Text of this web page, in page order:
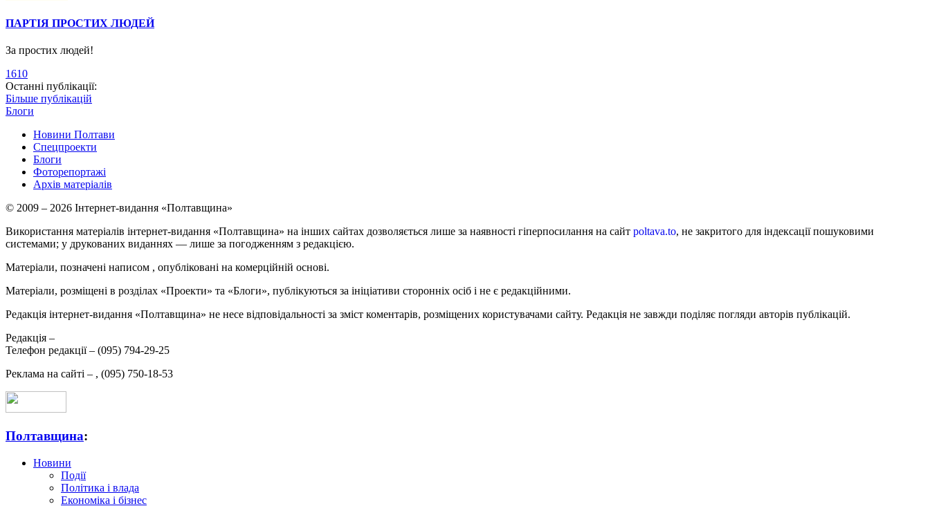
ПАРТІЯ ПРОСТИХ ЛЮДЕЙ
За простих людей!
1610
Останні публікації:
Більше публікацій
Блоги
Новини Полтави
Спецпроекти
Блоги
Фоторепортажі
Архів матеріалів
© 2009 – 2026 Інтернет-видання «Полтавщина»
Використання матеріалів інтернет-видання «Полтавщина» на інших сайтах дозволяється лише за наявності гіперпосилання на сайт poltava.to, не закритого для індексації пошуковими
системами; у друкованих виданнях — лише за погодженням з редакцією.
Матеріали, позначені написом , опубліковані на комерційній основі.
Матеріали, розміщені в розділах «Проекти» та «Блоги», публікуються за ініціативи сторонніх осіб і не є редакційними.
Редакція інтернет-видання «Полтавщина» не несе відповідальності за зміст коментарів, розміщених користувачами сайту. Редакція не завжди поділяє погляди авторів публікацій.
Редакція –
Телефон редакції – (095) 794-29-25
Реклама на сайті – , (095) 750-18-53
Полтавщина:
Новини
Події
Політика і влада
Економіка і бізнес